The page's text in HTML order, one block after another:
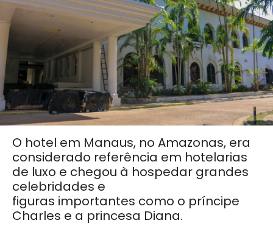
O hotel em Manaus, no Amazonas, era
considerado referência em hotelarias
de luxo e chegou à hospedar grandes
celebridades e
figuras importantes como o príncipe
Charles e a princesa Diana.